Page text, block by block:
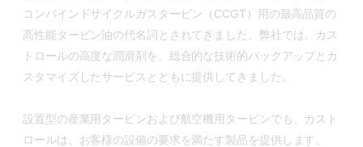
コンバインドサイクルガスタービン（CCGT）用の最高品質の
高性能タービン油の代名詞とされてきました。弊社では、カス
トロールの高度な潤滑剤を、総合的な技術的バックアップとカ
スタマイズしたサービスとともに提供してきました。
設置型の産業用タービンおよび航空機用タービンでも、カスト
ロールは、お客様の設備の要求を満たす製品を提供します。